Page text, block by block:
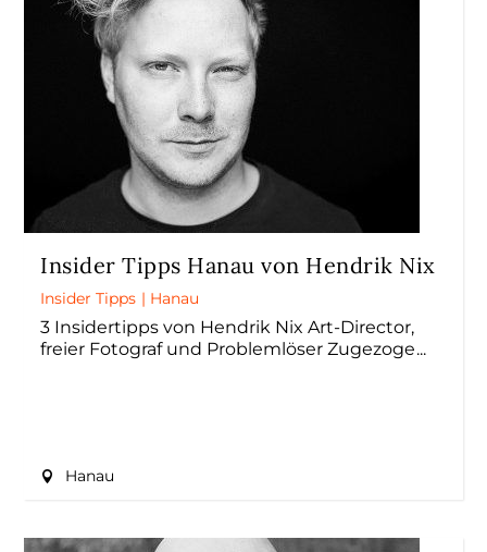
Insider Tipps Hanau von Hendrik Nix
Insider Tipps | Hanau
3 Insidertipps von Hendrik Nix Art-Director,
freier Fotograf und Problemlöser Zugezoge
Hanau